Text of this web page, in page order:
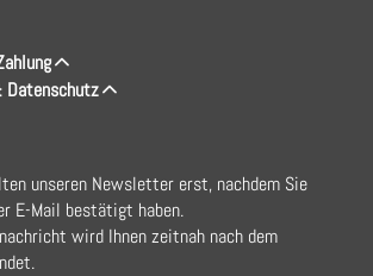
Datenschutz
unseren Newsletter erst, nachdem Sie
E-Mail bestätigt haben.
wird Ihnen zeitnah nach dem